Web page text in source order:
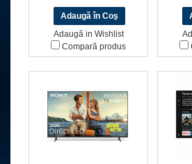
Adaugă in Wishlist
Compară produs